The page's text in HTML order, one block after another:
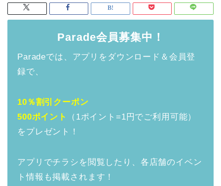
Parade会員募集中！
Paradeでは、アプリをダウンロード＆会員登
録で、
10％割引クーポン
500ポイント
（1ポイント=1円でご利用可能）
をプレゼント！
アプリでチラシを閲覧したり、各店舗のイベン
ト情報も掲載されます！